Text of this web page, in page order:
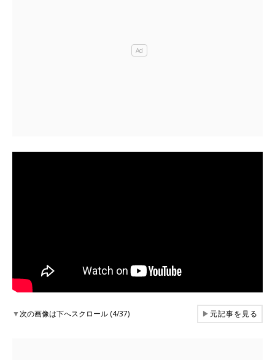
▼次の画像は下へスクロール (4/37) ▶元記事を見る